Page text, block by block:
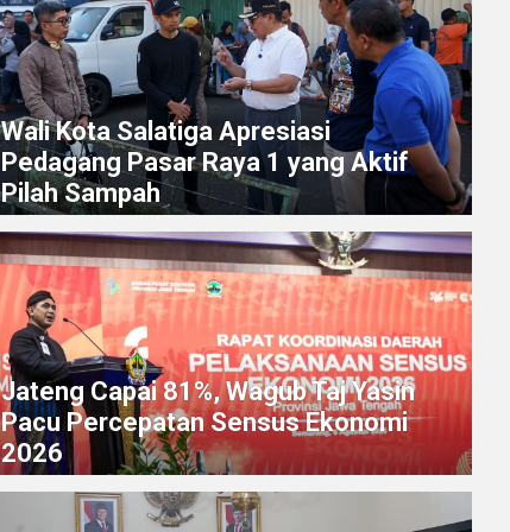
Wali Kota Salatiga Apresiasi
Pedagang Pasar Raya 1 yang Aktif
Pilah Sampah
Jateng Capai 81%, Wagub Taj Yasin
Pacu Percepatan Sensus Ekonomi
2026